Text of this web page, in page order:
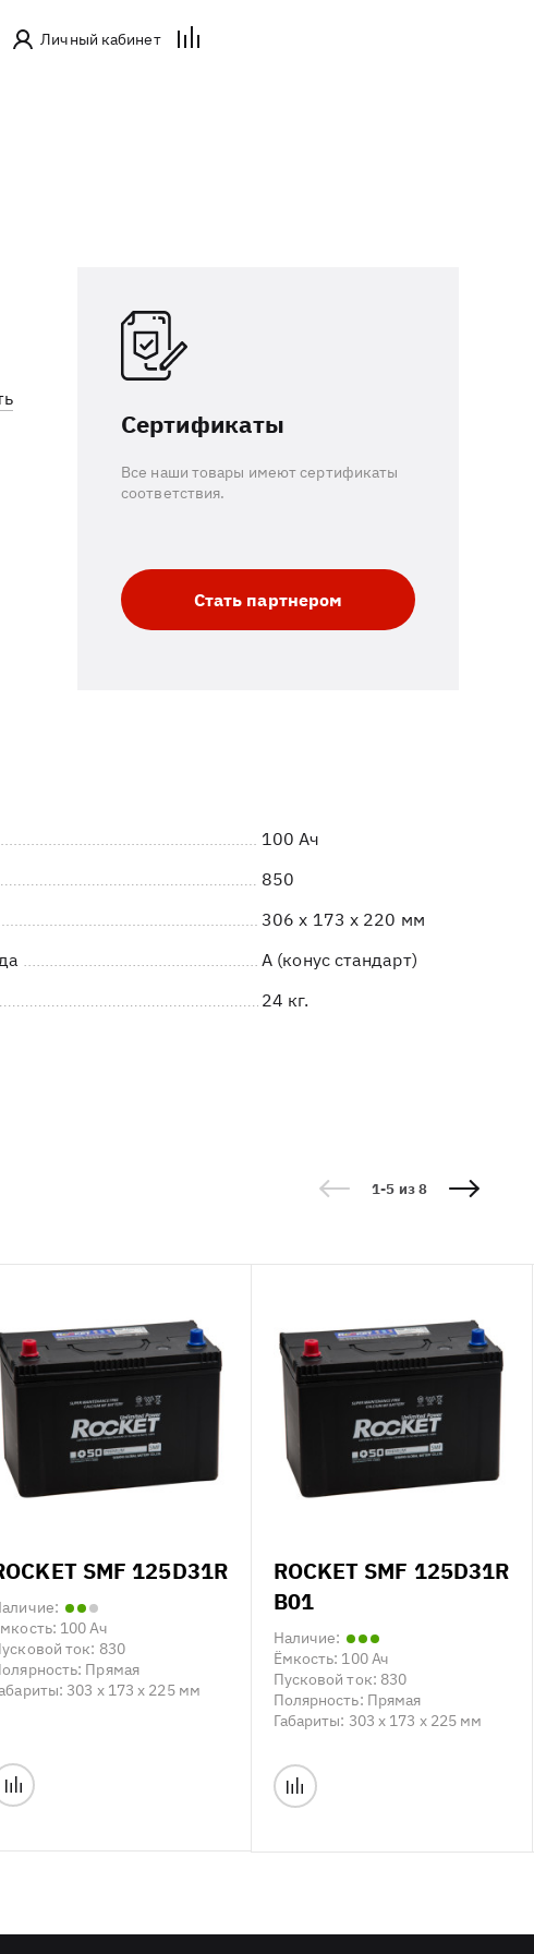
Личный кабинет
Сертификаты
Все наши товары имеют сертификаты
соответствия.
Стать партнером
100 Ач
850
306 x 173 x 220 мм
A (конус стандарт)
24 кг.
1-5 из 8
SMF 125D31R
100 Ач
ток: 830
Прямая
303 x 173 x 225 мм
ROCKET SMF 125D31R
B01
Наличие:
Ёмкость: 100 Ач
Пусковой ток: 830
Полярность: Прямая
Габариты: 303 x 173 x 225 мм